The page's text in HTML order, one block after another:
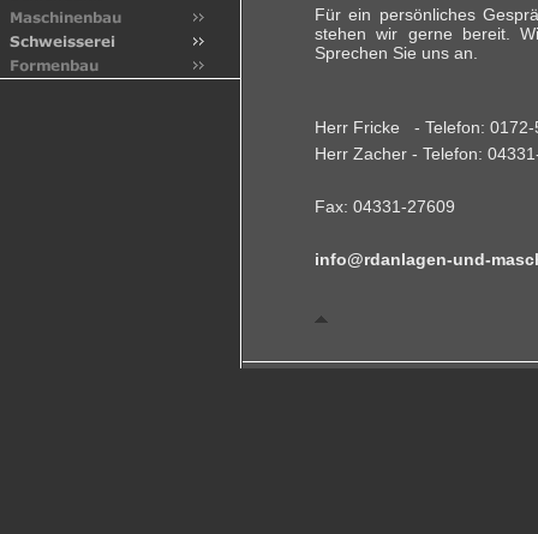
Für ein persönliches
stehen wir gerne bereit.
Sprechen Sie uns an.
Herr Fricke - Telefon: 0172-
Herr Zacher - Telefon:
Fax: 04331-27609
info@rdanlagen-und-